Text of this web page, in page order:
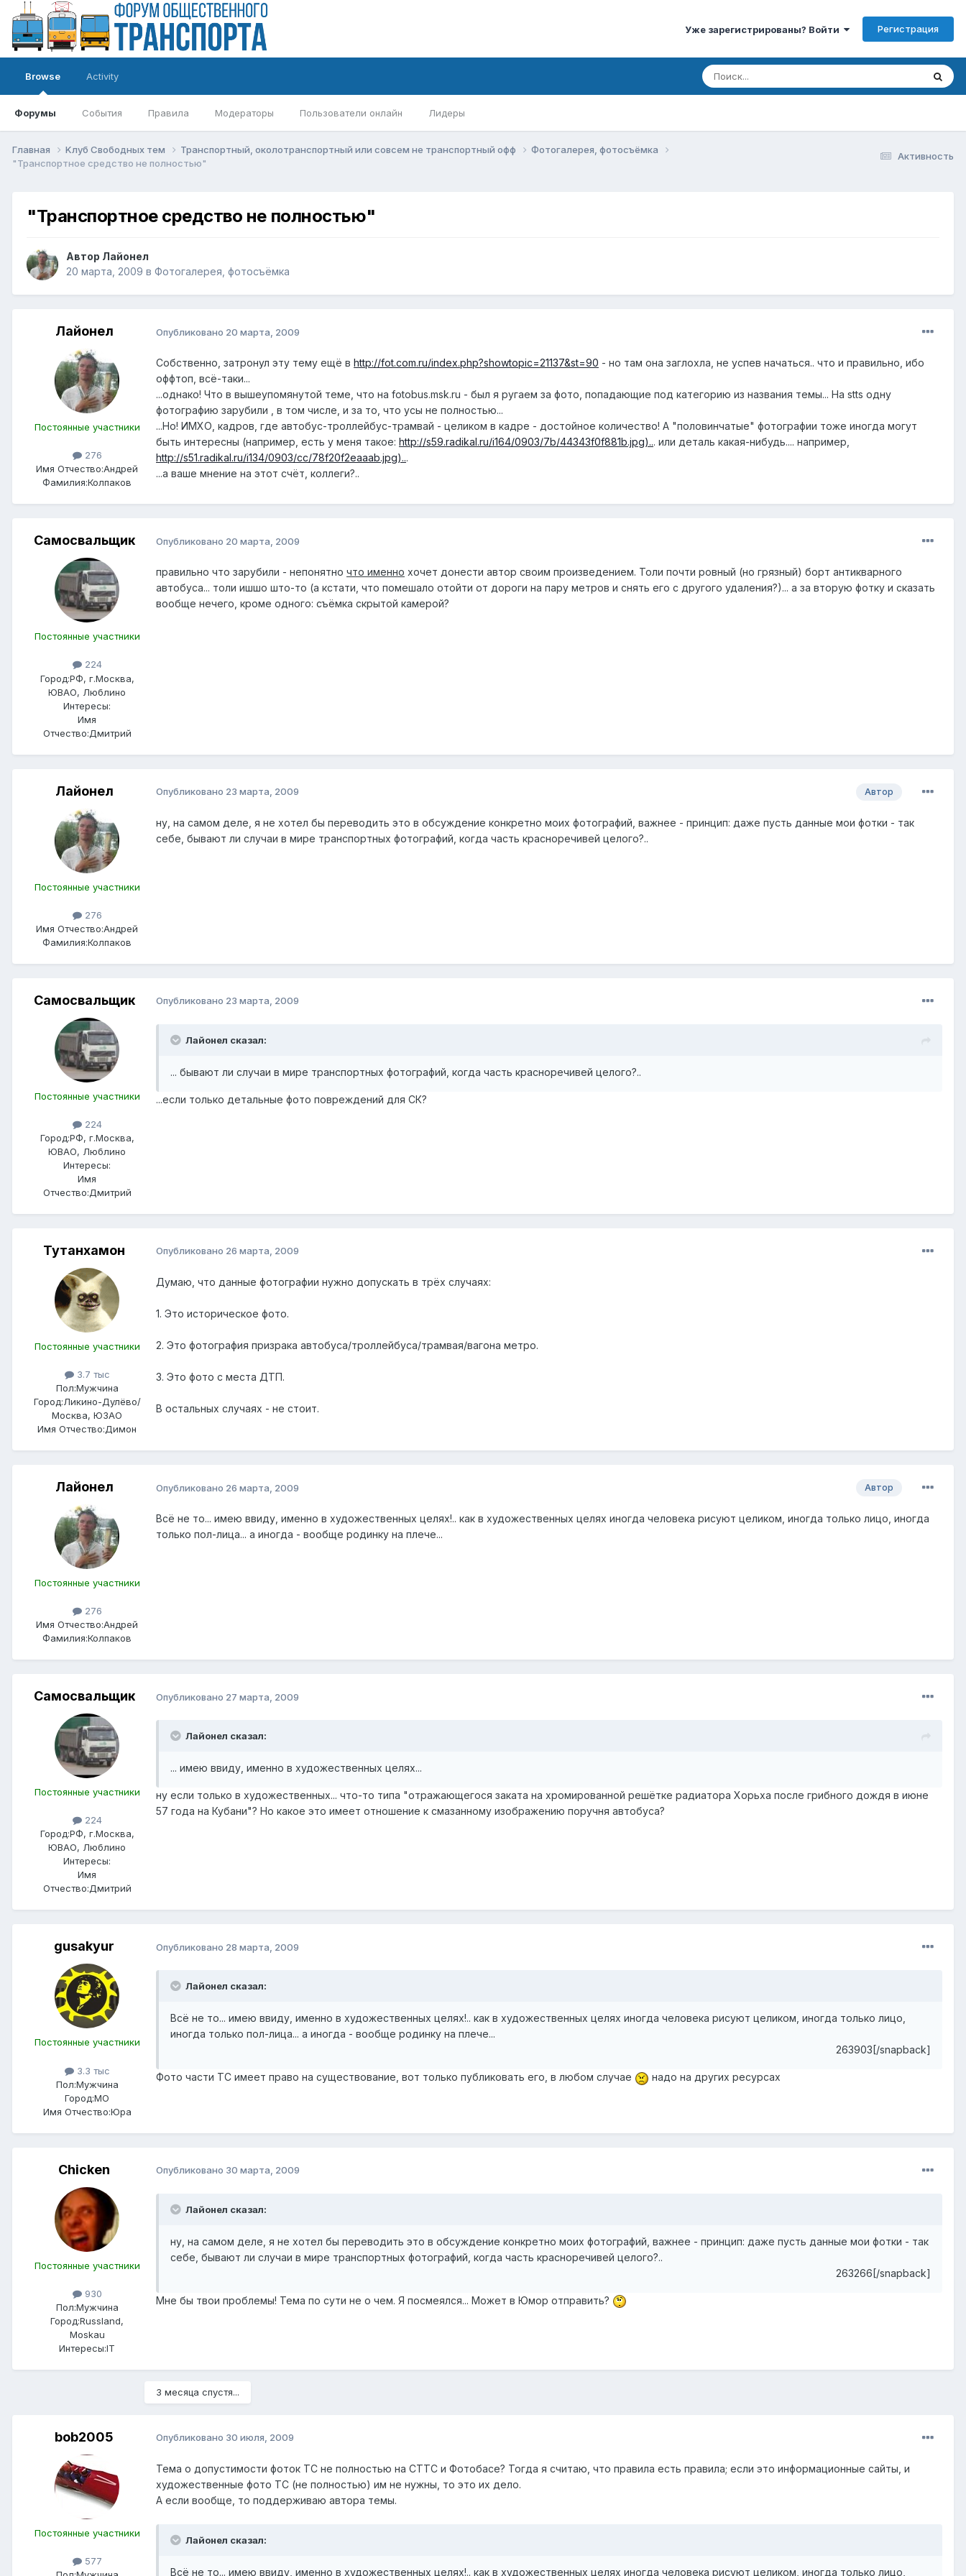
Уже зарегистрированы? Войти Регистрация
Browse
Форумы События Правила Модераторы Пользователи онлайн Лидеры
Activity
Активность
Главная Kлуб Свободных тем Транспортный, околотранспортный или совсем не транспортный офф
Фотогалерея, фотосъёмка
"Транспортное средство не полностью"
"Транспортное средство не полностью"
Автор Лайонел
20 марта, 2009 в Фотогалерея, фотосъёмка
Лайонел
Постоянные участники
276
Имя Отчество:Андрей
Фамилия:Колпаков
Опубликовано 20 марта, 2009
Собственно, затронул эту тему ещё в http://fot.com.ru/index.php?showtopic=21137&st=90 - но там она заглохла, не успев начаться.. что и правильно, ибо
оффтоп, всё-таки...
...однако! Что в вышеупомянутой теме, что на fotobus.msk.ru - был я ругаем за фото, попадающие под категорию из названия темы... На stts одну
фотографию зарубили , в том числе, и за то, что усы не полностью...
...Но! ИМХО, кадров, где автобус-троллейбус-трамвай - целиком в кадре - достойное количество! А "половинчатые" фотографии тоже иногда могут
быть интересны (например, есть у меня такое: http://s59.radikal.ru/i164/0903/7b/44343f0f881b.jpg)... или деталь какая-нибудь.... например,
http://s51.radikal.ru/i134/0903/cc/78f20f2eaaab.jpg)...
...а ваше мнение на этот счёт, коллеги?..
Самосвальщик
Постоянные участники
224
Город:РФ, г.Москва,
ЮВАО, Люблино
Интересы:
Имя
Отчество:Дмитрий
Опубликовано 20 марта, 2009
правильно что зарубили - непонятно что именно хочет донести автор своим произведением. Толи почти ровный (но грязный) борт антикварного
автобуса... толи ишшо што-то (а кстати, что помешало отойти от дороги на пару метров и снять его с другого удаления?)... а за вторую фотку и сказать
вообще нечего, кроме одного: съёмка скрытой камерой?
Лайонел
Постоянные участники
276
Имя Отчество:Андрей
Фамилия:Колпаков
Автор
Опубликовано 23 марта, 2009
ну, на самом деле, я не хотел бы переводить это в обсуждение конкретно моих фотографий, важнее - принцип: даже пусть данные мои фотки - так
себе, бывают ли случаи в мире транспортных фотографий, когда часть красноречивей целого?..
Самосвальщик
Постоянные участники
224
Город:РФ, г.Москва,
ЮВАО, Люблино
Интересы:
Имя
Отчество:Дмитрий
Опубликовано 23 марта, 2009
Лайонел сказал:
... бывают ли случаи в мире транспортных фотографий, когда часть красноречивей целого?..
...если только детальные фото повреждений для СК?
Тутанхамон
Постоянные участники
3.7 тыс
Пол:Мужчина
Город:Ликино-Дулёво/
Москва, ЮЗАО
Имя Отчество:Димон
Опубликовано 26 марта, 2009
Думаю, что данные фотографии нужно допускать в трёх случаях:
1. Это историческое фото.
2. Это фотография призрака автобуса/троллейбуса/трамвая/вагона метро.
3. Это фото с места ДТП.
В остальных случаях - не стоит.
Лайонел
Постоянные участники
276
Имя Отчество:Андрей
Фамилия:Колпаков
Автор
Опубликовано 26 марта, 2009
Всё не то... имею ввиду, именно в художественных целях!.. как в художественных целях иногда человека рисуют целиком, иногда только лицо, иногда
только пол-лица... а иногда - вообще родинку на плече...
Самосвальщик
Постоянные участники
224
Город:РФ, г.Москва,
ЮВАО, Люблино
Интересы:
Имя
Отчество:Дмитрий
Опубликовано 27 марта, 2009
Лайонел сказал:
... имею ввиду, именно в художественных целях...
ну если только в художественных... что-то типа "отражающегося заката на хромированной решётке радиатора Хорьха после грибного дождя в июне
57 года на Кубани"? Но какое это имеет отношение к смазанному изображению поручня автобуса?
gusakyur
Постоянные участники
3.3 тыс
Пол:Мужчина
Город:МО
Имя Отчество:Юра
Опубликовано 28 марта, 2009
Лайонел сказал:
Всё не то... имею ввиду, именно в художественных целях!.. как в художественных целях иногда человека рисуют целиком, иногда только лицо,
иногда только пол-лица... а иногда - вообще родинку на плече...
263903[/snapback]
Фото части ТС имеет право на существование, вот только публиковать его, в любом случае надо на других ресурсах
Chicken
Постоянные участники
930
Пол:Мужчина
Город:Russland,
Moskau
Интересы:IT
Опубликовано 30 марта, 2009
Лайонел сказал:
ну, на самом деле, я не хотел бы переводить это в обсуждение конкретно моих фотографий, важнее - принцип: даже пусть данные мои фотки - так
себе, бывают ли случаи в мире транспортных фотографий, когда часть красноречивей целого?..
263266[/snapback]
Мне бы твои проблемы! Тема по сути не о чем. Я посмеялся... Может в Юмор отправить?
3 месяца спустя...
bob2005
Постоянные участники
577
Опубликовано 30 июля, 2009
Тема о допустимости фоток ТС не полностью на СТТС и Фотобасе? Тогда я считаю, что правила есть правила; если это информационные сайты, и
художественные фото ТС (не полностью) им не нужны, то это их дело.
А если вообще, то поддерживаю автора темы.
Лайонел сказал:
Всё не то... имею ввиду, именно в художественных целях!.. как в художественных целях иногда человека рисуют целиком, иногда только лицо,